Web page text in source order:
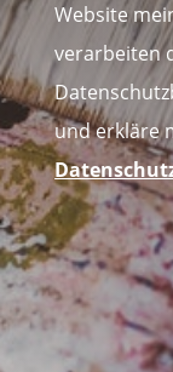
Website
verarbeiten
und erkläre